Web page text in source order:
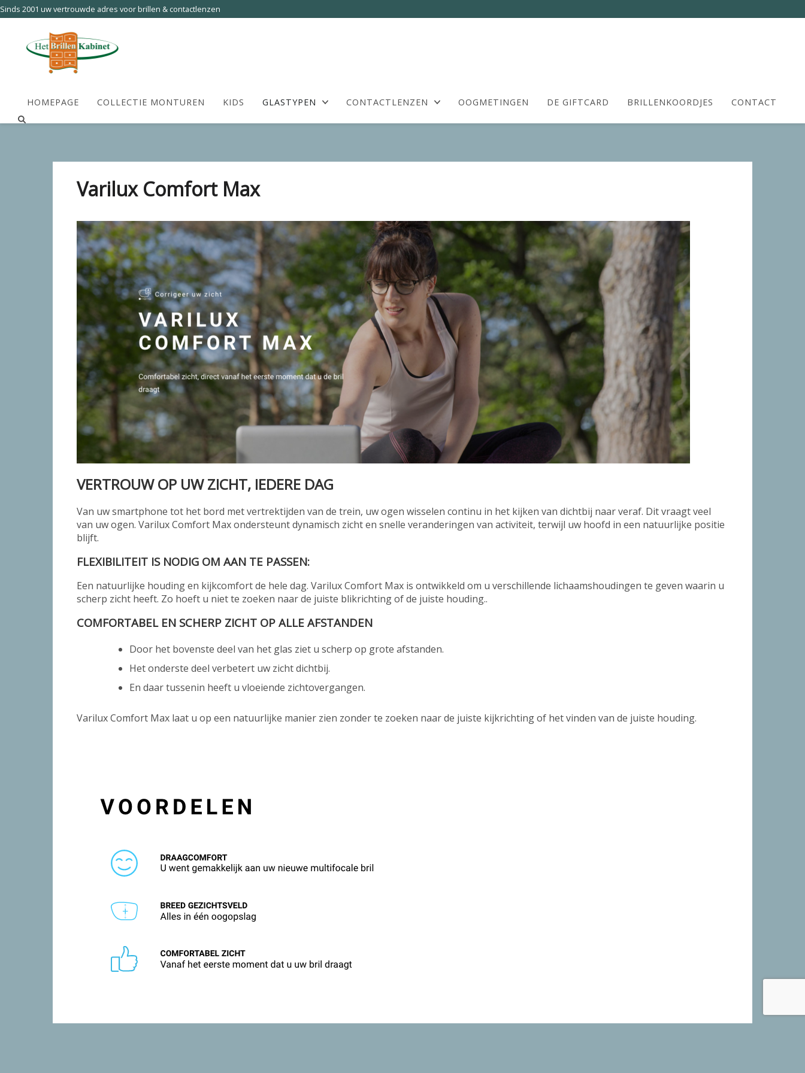
Sinds 2001 uw vertrouwde adres voor brillen & contactlenzen
HOMEPAGE COLLECTIE MONTUREN KIDS GLASTYPEN CONTACTLENZEN OOGMETINGEN DE GIFTCARD BRILLENKOORDJES CONTACT
Varilux Comfort Max
VERTROUW OP UW ZICHT, IEDERE DAG
Van uw smartphone tot het bord met vertrektijden van de trein, uw ogen wisselen continu in het kijken van dichtbij naar veraf. Dit vraagt veel
van uw ogen. Varilux Comfort Max ondersteunt dynamisch zicht en snelle veranderingen van activiteit, terwijl uw hoofd in een natuurlijke positie
blijft.
FLEXIBILITEIT IS NODIG OM AAN TE PASSEN:
Een natuurlijke houding en kijkcomfort de hele dag. Varilux Comfort Max is ontwikkeld om u verschillende lichaamshoudingen te geven waarin u
scherp zicht heeft. Zo hoeft u niet te zoeken naar de juiste blikrichting of de juiste houding..
COMFORTABEL EN SCHERP ZICHT OP ALLE AFSTANDEN
Door het bovenste deel van het glas ziet u scherp op grote afstanden.
Het onderste deel verbetert uw zicht dichtbij.
En daar tussenin heeft u vloeiende zichtovergangen.
Varilux Comfort Max laat u op een natuurlijke manier zien zonder te zoeken naar de juiste kijkrichting of het vinden van de juiste houding.